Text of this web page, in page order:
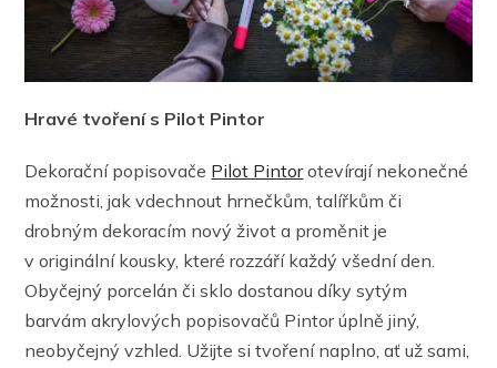
Hravé tvoření s Pilot Pintor
Dekorační popisovače Pilot Pintorotevírají nekonečné
možnosti, jak vdechnout hrnečkům, talířkům či
drobným dekoracím nový život a proměnit je
v originální kousky, které rozzáří každý všední den.
Obyčejný porcelán či sklo dostanou díky sytým
barvám akrylových popisovačů Pintor úplně jiný,
neobyčejný vzhled. Užijte si tvoření naplno, ať už sami,